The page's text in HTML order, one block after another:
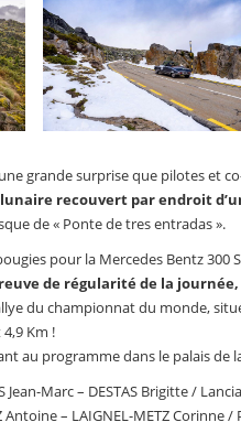
une grande surprise que pilotes et
recouvert par endroit
de « Ponte de tres entradas ».
pour la Mercedes Bentz 300
de régularité de la journée,
du championnat du monde,
Km !
au programme dans le palais de
Jean-Marc – DESTAS Brigitte /
– LAIGNEL-METZ Corinne /